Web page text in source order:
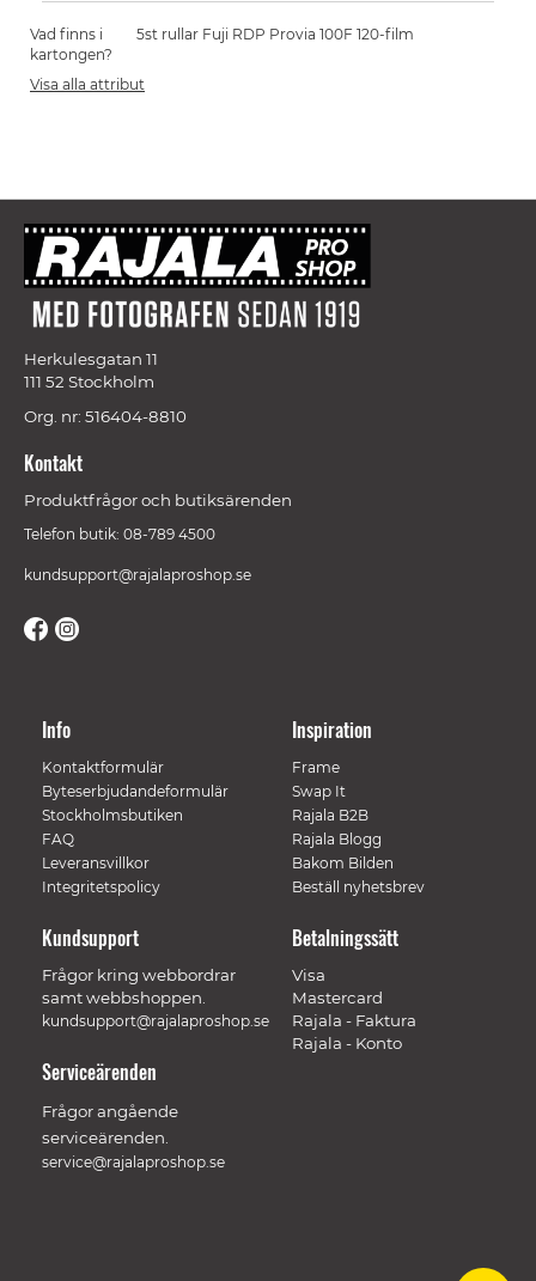
Vad finns i
kartongen?
5st rullar Fuji RDP Provia 100F 120-film
Visa alla attribut
Herkulesgatan 11
111 52 Stockholm
Org. nr: 516404-8810
Kontakt
Produktfrågor och butiksärenden
Telefon butik: 08-789 4500
kundsupport@rajalaproshop.se
Info
Kontaktformulär
Byteserbjudandeformulär
Stockholmsbutiken
FAQ
Leveransvillkor
Integritetspolicy
Inspiration
Frame
Swap It
Rajala B2B
Rajala Blogg
Bakom Bilden
Beställ nyhetsbrev
Betalningssätt
Visa
Mastercard
Rajala - Faktura
Rajala - Konto
Kundsupport
Frågor kring webbordrar
samt webbshoppen.
kundsupport@rajalaproshop.se
Serviceärenden
Frågor angående
serviceärenden.
service@rajalaproshop.se